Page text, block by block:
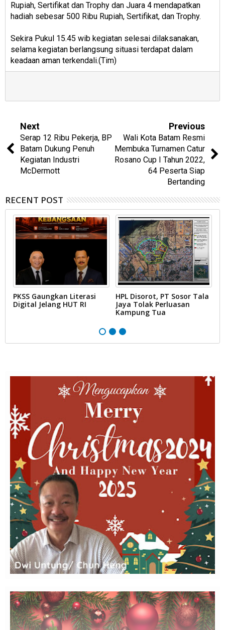
Rupiah, Sertifikat dan Trophy dan Juara 4 mendapatkan
hadiah sebesar 500 Ribu Rupiah, Sertifikat, dan Trophy.
Sekira Pukul 15.45 wib kegiatan selesai dilaksanakan,
selama kegiatan berlangsung situasi terdapat dalam
keadaan aman terkendali.(Tim)
Next
Serap 12 Ribu Pekerja, BP
Batam Dukung Penuh
Kegiatan Industri
McDermott
Previous
Wali Kota Batam Resmi
Membuka Turnamen Catur
Rosano Cup I Tahun 2022,
64 Peserta Siap
Bertanding
RECENT POST
PKSS Gaungkan Literasi
Digital Jelang HUT RI
HPL Disorot, PT Sosor Tala
Jaya Tolak Perluasan
Kampung Tua